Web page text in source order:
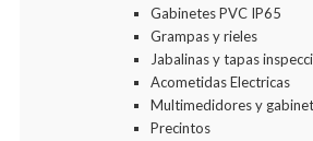
Gabinetes PVC IP65
Grampas y rieles
Jabalinas y tapas
Acometidas Electricas
Multimedidores y
Precintos